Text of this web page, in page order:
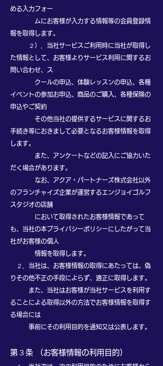
める入力フォー
ムにお客様が入力する情報等の会員登録情
報を取得します。
２）．当社サービスご利用時に当社が取得し
た情報として、お客様よりサービス利用に関するお
問い合わせ、ス
クールの申込、体験レッスンの申込、各種
イベントの参加お申込、商品のご購入、各種保険の
申込やご契約
その他当社の提供するサービスに関するお
手続き等におきまして必要となるお客様情報を取得
します。
また、アンケートなどの記入にご協力いた
だく場合があります。
なお、アクア・パートナーズ株式会社以外
のフランチャイズ企業が運営するエンジョイゴルフ
スタジオの店舗
において取得されたお客様情報であって
も、当社の本プライバシーポリシーにしたがって当
社がお客様の個人
情報を取得します。
２．当社は、お客様情報の取得にあたっては、偽
りその他不正の手段によらず、適正に取得します。
また、当社はお客様が当社サービスを利用す
ることによる取得以外の方法でお客様情報を取得す
る場合には
事前にその利用目的を通知又は公表します。​
第３条 （お客様情報の利用目的）